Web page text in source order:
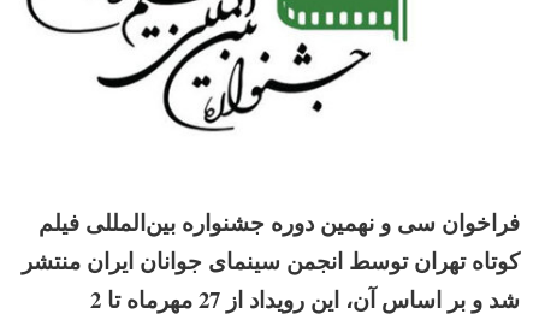
فراخوان سی و نهمین دوره جشنواره بین‌المللی فیلم
كوتاه تهران توسط انجمن سینمای جوانان ایران منتشر
شد و بر اساس آن، این رویداد از 27 مهرماه تا 2